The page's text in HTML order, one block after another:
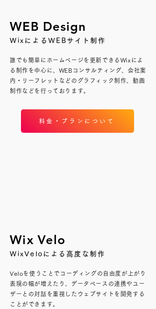
WEB Design
WixによるWEBサイト制作
誰でも簡単にホームページを更新できるWixによ
る制作を中心に、WEBコンサルティング、会社案
内・リーフレットなどのグラフィック制作、動画
制作などを行っております。​
料金・プランについて
Wix Velo
WixVeloによる高度な制作
Veloを使うことでコーディングの自由度が上がり
表現の幅が増えたり、データベースの連携やユー
ザーとの対話を重視したウェブサイトを開発する
ことができます。